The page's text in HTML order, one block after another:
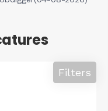
Filters